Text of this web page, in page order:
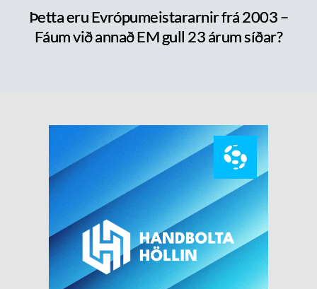
Þetta eru Evrópumeistararnir frá 2003 –
Fáum við annað EM gull 23 árum síðar?